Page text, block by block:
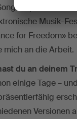
respektive
Musik-
for Freedom»
mich an die Arbeit.
du an deinem
einige Tage –
Versionen